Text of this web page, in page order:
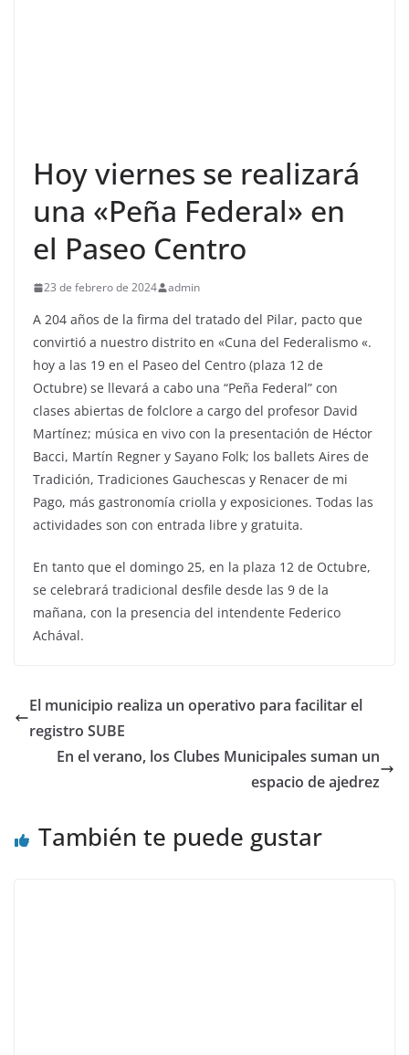
Hoy viernes se realizará
una «Peña Federal» en
el Paseo Centro
23 de febrero de 2024 admin
A 204 años de la firma del tratado del Pilar, pacto que
convirtió a nuestro distrito en «Cuna del Federalismo «.
hoy a las 19 en el Paseo del Centro (plaza 12 de
Octubre) se llevará a cabo una “Peña Federal” con
clases abiertas de folclore a cargo del profesor David
Martínez; música en vivo con la presentación de Héctor
Bacci, Martín Regner y Sayano Folk; los ballets Aires de
Tradición, Tradiciones Gauchescas y Renacer de mi
Pago, más gastronomía criolla y exposiciones. Todas las
actividades son con entrada libre y gratuita.
En tanto que el domingo 25, en la plaza 12 de Octubre,
se celebrará tradicional desfile desde las 9 de la
mañana, con la presencia del intendente Federico
Achával.
El municipio realiza un operativo para facilitar el
registro SUBE
En el verano, los Clubes Municipales suman un
espacio de ajedrez
También te puede gustar